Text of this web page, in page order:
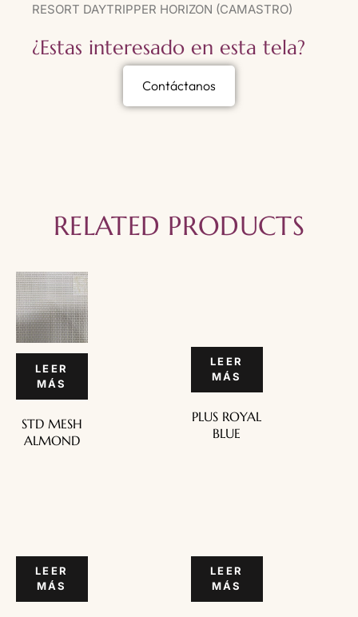
RESORT DAYTRIPPER HORIZON (CAMASTRO)
¿Estas interesado en esta tela?
Contáctanos
RELATED PRODUCTS
LEER
MÁS
STD MESH
ALMOND
LEER
MÁS
PLUS ROYAL
BLUE
LEER
MÁS
LEER
MÁS